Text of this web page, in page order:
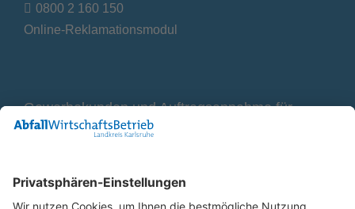
0800 2 160 150
Online-Reklamationsmodul
Gewerbekunden und Auftragsannahme für
Container
E-Mail